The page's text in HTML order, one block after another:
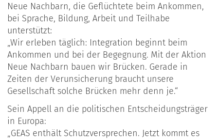
Neue Nachbarn, die Geflüchtete beim Ankommen,
bei Sprache, Bildung, Arbeit und Teilhabe
unterstützt:
„Wir erleben täglich: Integration beginnt beim
Ankommen und bei der Begegnung. Mit der Aktion
Neue Nachbarn bauen wir Brücken. Gerade in
Zeiten der Verunsicherung braucht unsere
Gesellschaft solche Brücken mehr denn je.“
Sein Appell an die politischen Entscheidungsträger
in Europa:
„GEAS enthält Schutzversprechen. Jetzt kommt es